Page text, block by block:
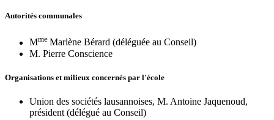
Autorités communales
Mme Marlène Bérard (déléguée au Conseil)
M. Pierre Conscience
Organisations et milieux concernés par l'école
Union des sociétés lausannoises, M. Antoine Jaquenoud,
président (délégué au Conseil)